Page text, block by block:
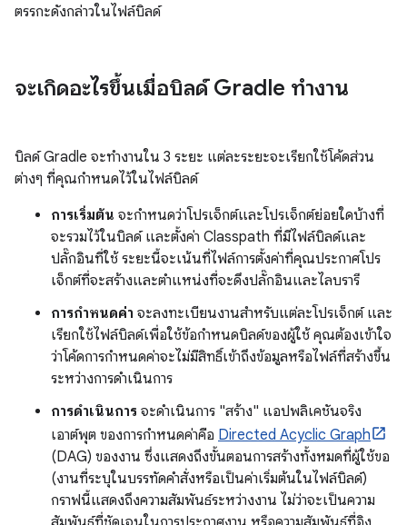
ตรรกะดังกล่าวในไฟล์บิลด์
จะเกิดอะไรขึ้นเมื่อบิลด์ Gradle ทำงาน
บิลด์ Gradle จะทำงานใน 3 ระยะ แต่ละระยะจะเรียกใช้โค้ดส่วน
ต่างๆ ที่คุณกำหนดไว้ในไฟล์บิลด์
การเริ่มต้น จะกำหนดว่าโปรเจ็กต์และโปรเจ็กต์ย่อยใดบ้างที่
จะรวมไว้ในบิลด์ และตั้งค่า Classpath ที่มีไฟล์บิลด์และ
ปลั๊กอินที่ใช้ ระยะนี้จะเน้นที่ไฟล์การตั้งค่าที่คุณประกาศโปร
เจ็กต์ที่จะสร้างและตำแหน่งที่จะดึงปลั๊กอินและไลบรารี
การกำหนดค่า จะลงทะเบียนงานสำหรับแต่ละโปรเจ็กต์ และ
เรียกใช้ไฟล์บิลด์เพื่อใช้ข้อกำหนดบิลด์ของผู้ใช้ คุณต้องเข้าใจ
ว่าโค้ดการกำหนดค่าจะไม่มีสิทธิ์เข้าถึงข้อมูลหรือไฟล์ที่สร้างขึ้น
ระหว่างการดำเนินการ
การดำเนินการ จะดำเนินการ "สร้าง" แอปพลิเคชันจริง
เอาต์พุต ของการกำหนดค่าคือ Directed Acyclic Graph
(DAG) ของงาน ซึ่งแสดงถึงขั้นตอนการสร้างทั้งหมดที่ผู้ใช้ขอ
(งานที่ระบุในบรรทัดคำสั่งหรือเป็นค่าเริ่มต้นในไฟล์บิลด์)
กราฟนี้แสดงถึงความสัมพันธ์ระหว่างงาน ไม่ว่าจะเป็นความ